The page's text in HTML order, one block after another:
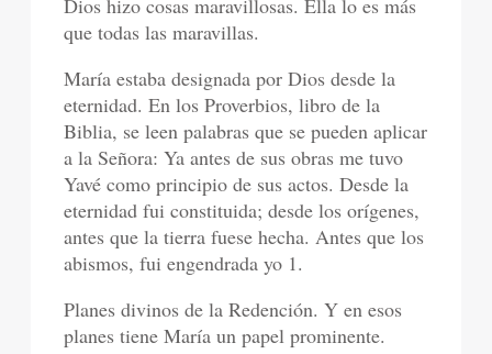
Dios hizo cosas maravillosas. Ella lo es más
que todas las maravillas.
María estaba designada por Dios desde la
eternidad. En los Proverbios, libro de la
Biblia, se leen palabras que se pueden aplicar
a la Señora: Ya antes de sus obras me tuvo
Yavé como principio de sus actos. Desde la
eternidad fui constituida; desde los orígenes,
antes que la tierra fuese hecha. Antes que los
abismos, fui engendrada yo 1.
Planes divinos de la Redención. Y en esos
planes tiene María un papel prominente.